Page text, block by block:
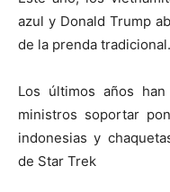
azul y Donald Trump
de la prenda tradicional.
Los últimos años
ministros soportar
indonesias y
de Star Trek